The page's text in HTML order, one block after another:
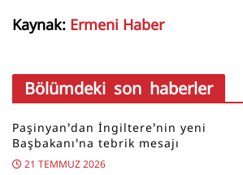
Kaynak: Ermeni Haber
Bölümdeki son haberler
Paşinyan’dan İngiltere’nin yeni
Başbakanı’na tebrik mesajı
21 TEMMUZ 2026